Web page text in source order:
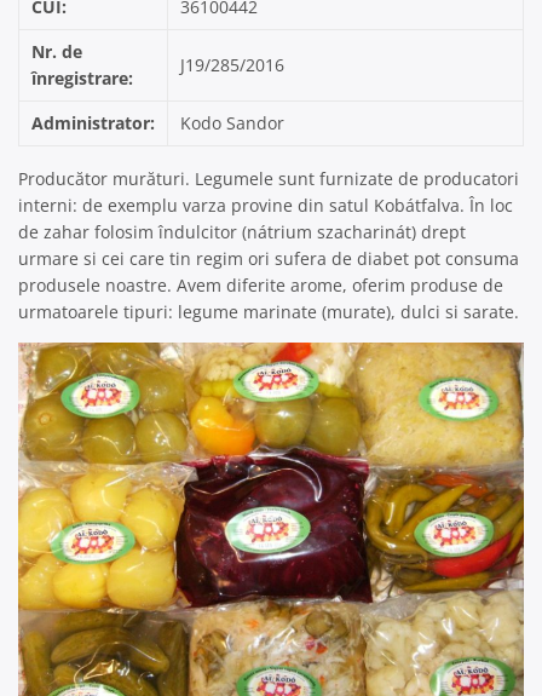
CUI:
36100442
Nr. de
înregistrare:
J19/285/2016
Administrator: Kodo Sandor
Producător murături. Legumele sunt furnizate de producatori
interni: de exemplu varza provine din satul Kobátfalva. În loc
de zahar folosim îndulcitor (nátrium szacharinát) drept
urmare si cei care tin regim ori sufera de diabet pot consuma
produsele noastre. Avem diferite arome, oferim produse de
urmatoarele tipuri: legume marinate (murate), dulci si sarate.